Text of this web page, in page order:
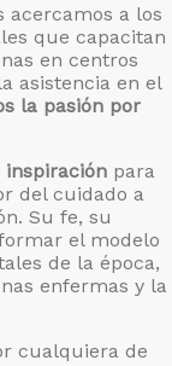
acercamos a los
que capacitan
en centros
asistencia en el
la pasión por
inspiración para
del cuidado a
Su fe, su
el modelo
de la época,
enfermas y la
cualquiera de